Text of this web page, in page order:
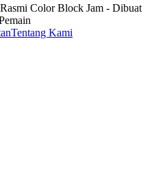
Color Block Jam - Dibuat
Tentang Kami